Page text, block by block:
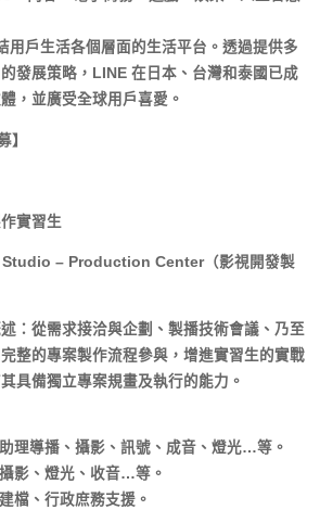
用戶生活各個層面的生活平台。透過提供多
發展策略，LINE 在日本、台灣和泰國已成
，並廣受全球用戶喜愛。
】
實習生
Studio – Production Center（影視開發製
：從需求接洽與企劃、製播技術會議、乃至
整的專案製作流程參與，增進實習生的實戰
具備獨立專案規畫及執行的能力。
理導播、攝影、訊號、成音、燈光…等。
影、燈光、收音…等。
檔、行政庶務支援。